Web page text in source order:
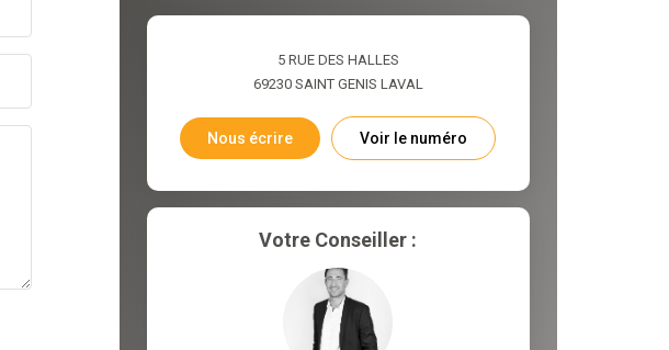
5 RUE DES HALLES
69230 SAINT GENIS LAVAL
Nous écrire Voir le numéro
Votre Conseiller :